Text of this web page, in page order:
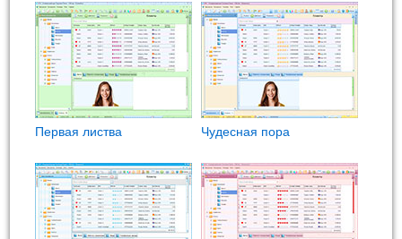
Первая листва Чудесная пора